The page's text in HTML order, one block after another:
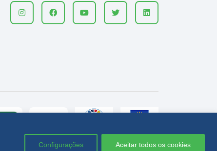
Configurações Aceitar todos os cookies